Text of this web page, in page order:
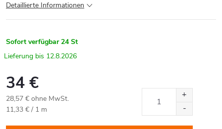
Detaillierte Informationen
Sofort verfügbar 24 St
12.8.2026
34 €
28,57 € ohne MwSt.
Verkaufspreis:
11,33 € / 1 m